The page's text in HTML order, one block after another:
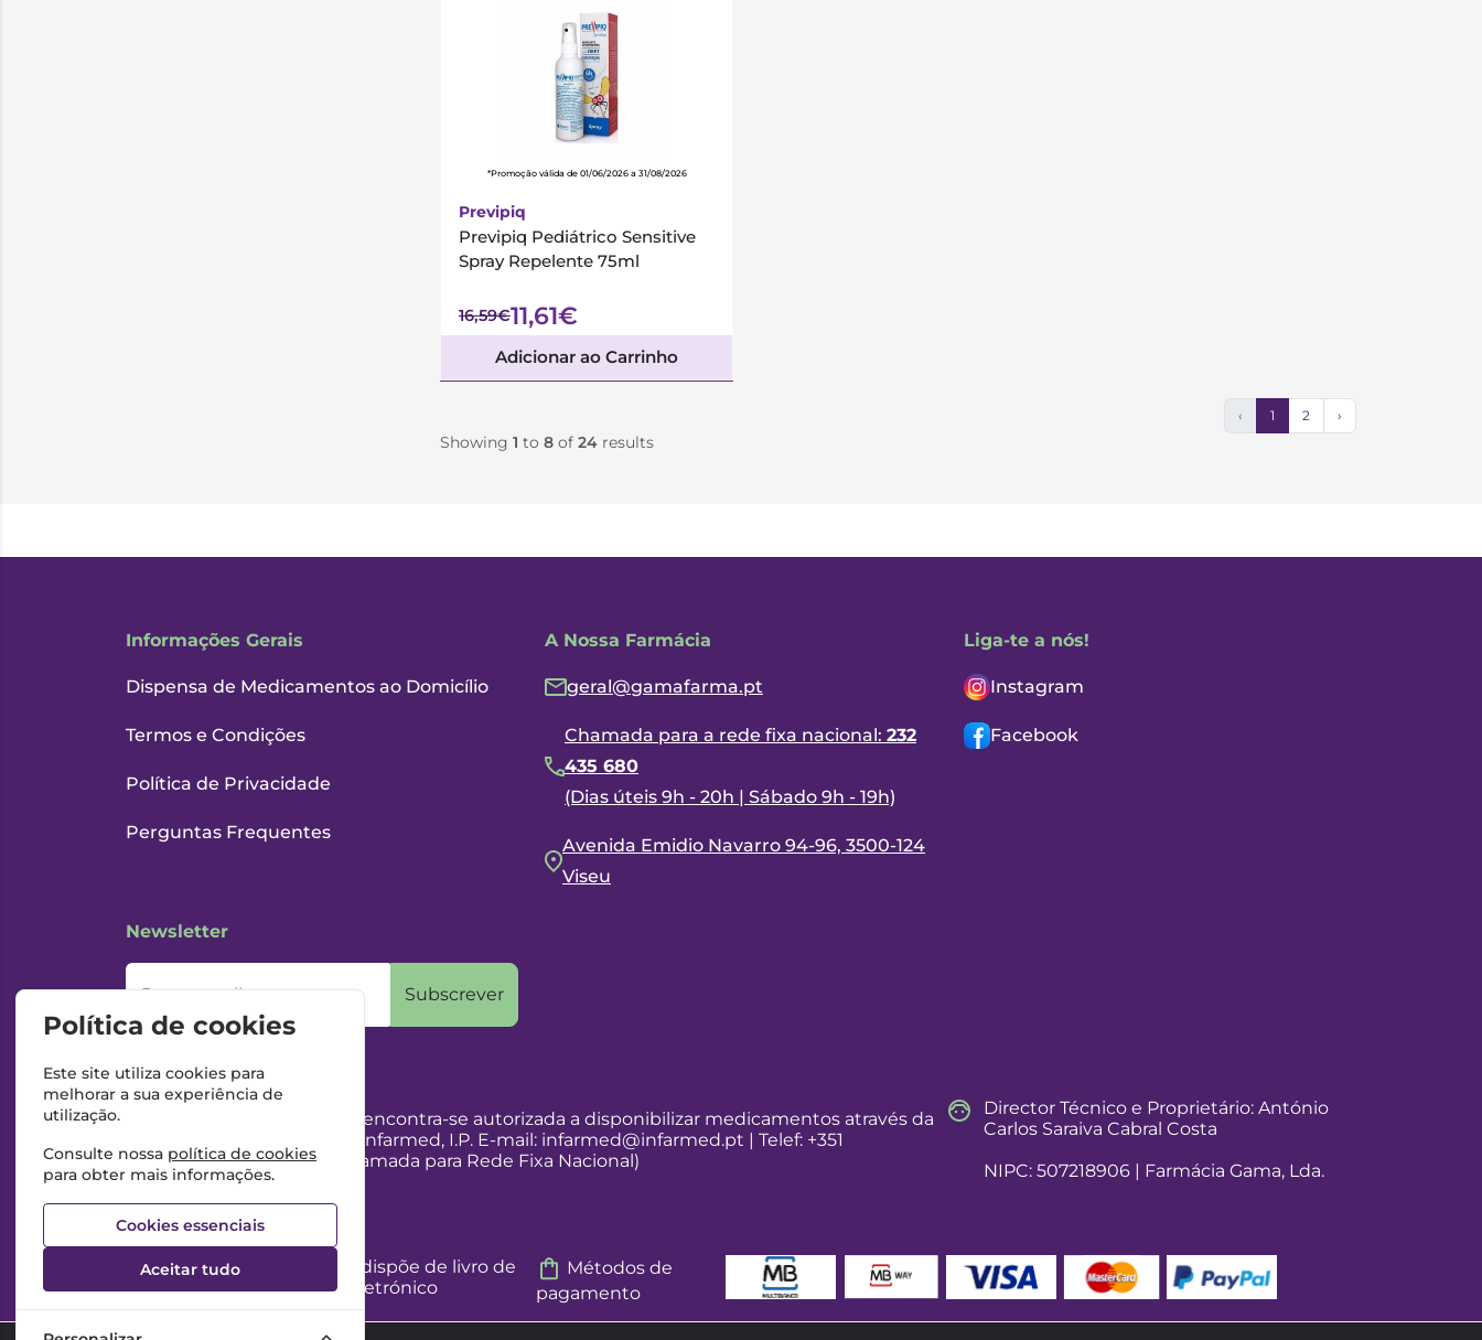
*Promoção válida de 01/06/2026 a 31/08/2026
Previpiq
Previpiq Pediátrico Sensitive
Spray Repelente 75ml
16,59€11,61€
Adicionar ao Carrinho
Showing 1 to 8 of 24 results
‹ 1 2 ›
Informações Gerais
Dispensa de Medicamentos ao Domicílio
Termos e Condições
Política de Privacidade
Perguntas Frequentes
A Nossa Farmácia
geral@gamafarma.pt
Chamada para a rede fixa nacional: 232
435 680
(Dias úteis 9h - 20h | Sábado 9h - 19h)
Avenida Emidio Navarro 94-96, 3500-124
Viseu
Liga-te a nós!
Instagram
Facebook
Newsletter
O seu email Subscrever
Esta Farmácia encontra-se autorizada a disponibilizar medicamentos através da
Internet, pelo Infarmed, I.P. E-mail: infarmed@infarmed.pt | Telef: +351
217987100 (Chamada para Rede Fixa Nacional)
Director Técnico e Proprietário: António
Carlos Saraiva Cabral Costa
NIPC: 507218906 | Farmácia Gama, Lda.
Esta Farmácia dispõe de livro de
reclamações eletrónico
Métodos de
pagamento
Política de cookies
Este site utiliza cookies para
melhorar a sua experiência de
utilização.
Consulte nossa política de cookies
para obter mais informações.
Cookies essenciais
Aceitar tudo